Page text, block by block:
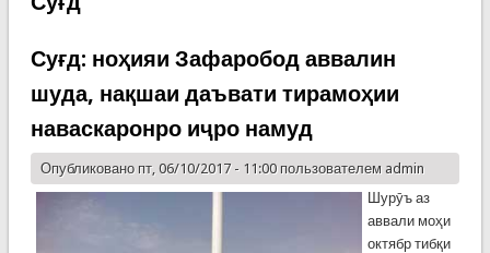
Суғд: ноҳияи Зафаробод аввалин
шуда, нақшаи даъвати тирамоҳии
наваскаронро иҷро намуд
Опубликовано пт, 06/10/2017 - 11:00 пользователем admin
Шурӯъ аз
аввали моҳи
октябр тибқи